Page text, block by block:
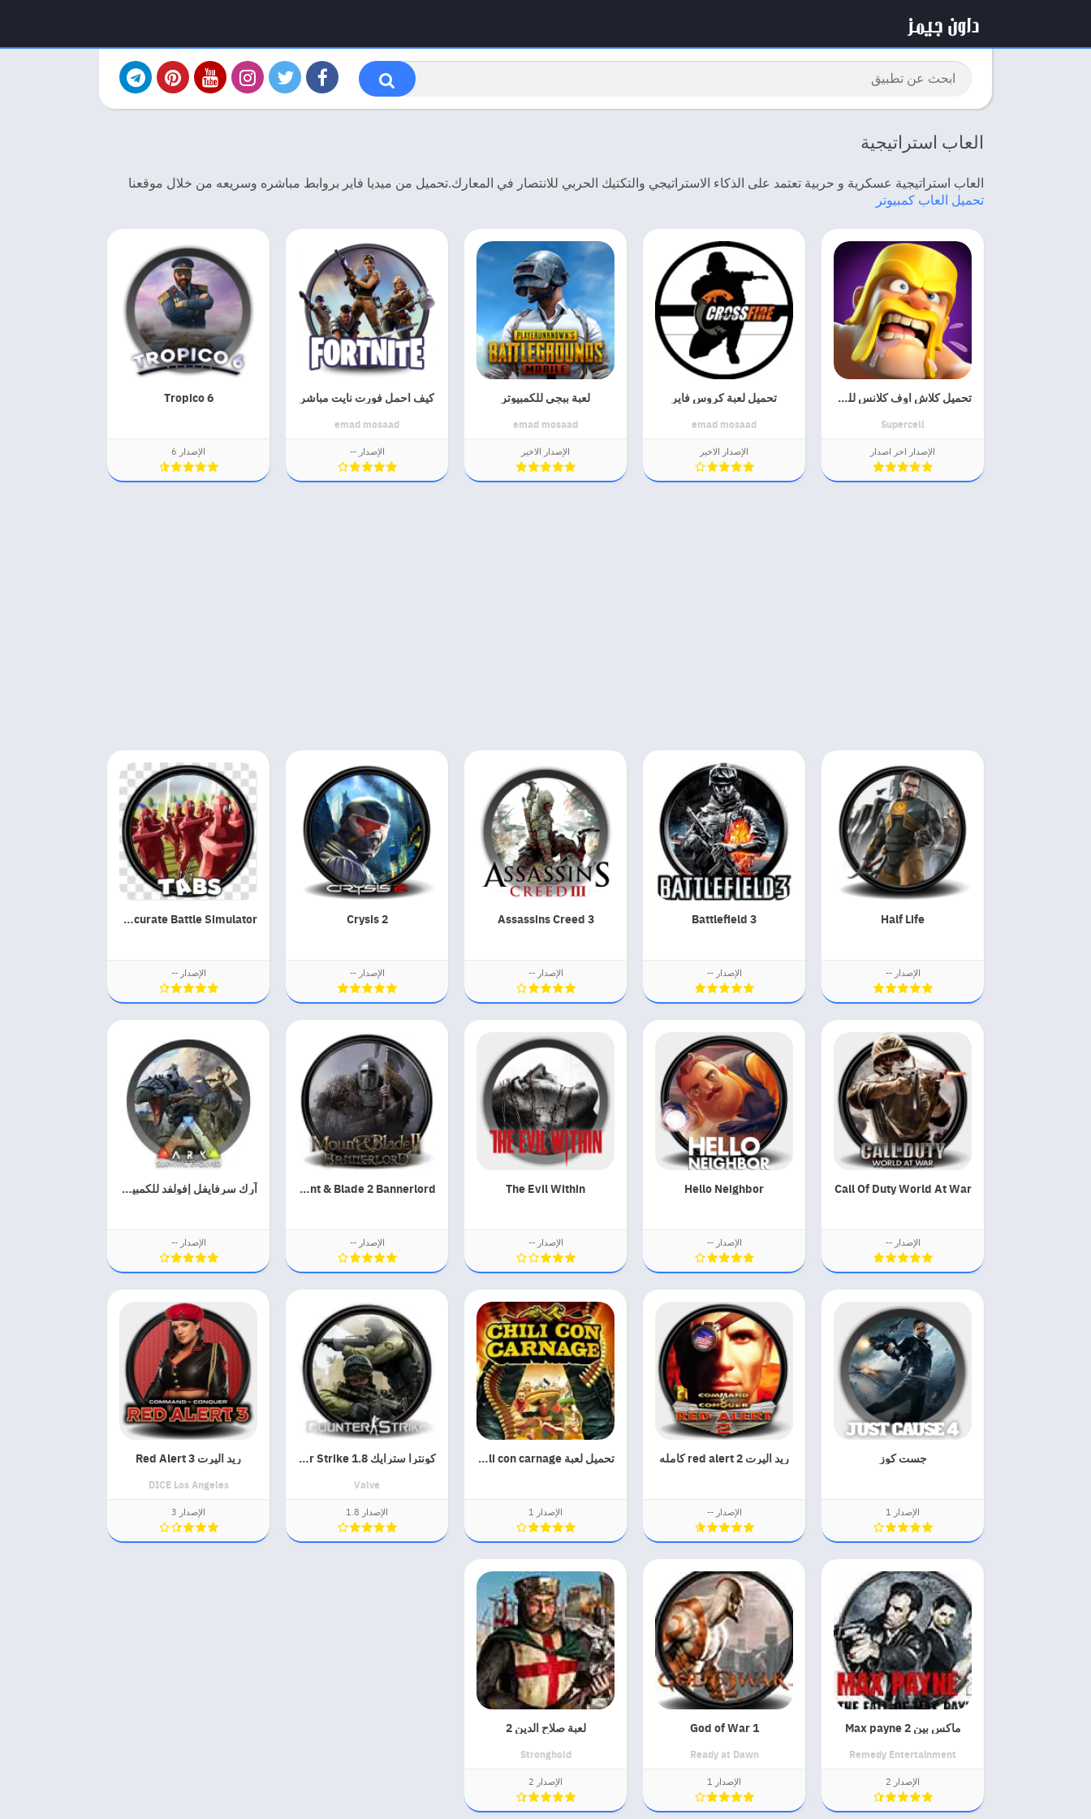
العاب استراتيجية
العاب استراتيجية عسكرية و حربية تعتمد على الذكاء الاستراتيجي والتكتيك الحربي للانتصار في المعارك.تحميل من ميديا فاير بروابط مباشره وسريعه من خلال موقعنا
تحميل العاب كمبيوتر
تحميل كلاش اوف كلانس للكمبيوتر
Supercell
الإصدار اخر اصدار
تحميل لعبة كروس فاير
emad mosaad
الإصدار الاخير
لعبة ببجي للكمبيوتر
emad mosaad
الإصدار الاخير
كيف احمل فورت نايت مباشر
emad mosaad
الإصدار --
Tropico 6
الإصدار 6
Half Life
الإصدار --
Battlefield 3
الإصدار --
Assassins Creed 3
الإصدار --
Crysis 2
الإصدار --
Totally Accurate Battle Simulator
الإصدار --
Call Of Duty World At War
الإصدار --
Hello Neighbor
الإصدار --
The Evil Within
الإصدار --
Mount & Blade 2 Bannerlord
الإصدار --
آرك سرفايفل إفولفد للكمبيوتر
الإصدار --
جست كوز
الإصدار 1
ريد اليرت red alert 2 كامله
الإصدار --
تحميل لعبة chili con carnage
الإصدار 1
كونترا سترايك Counter Strike 1.8
Valve
الإصدار 1.8
ريد اليرت 3 Red Alert
DICE Los Angeles
الإصدار 3
ماكس بين 2 Max payne
Remedy Entertainment
الإصدار 2
God of War 1
Ready at Dawn
الإصدار 1
لعبة صلاح الدين 2
Stronghold
الإصدار 2